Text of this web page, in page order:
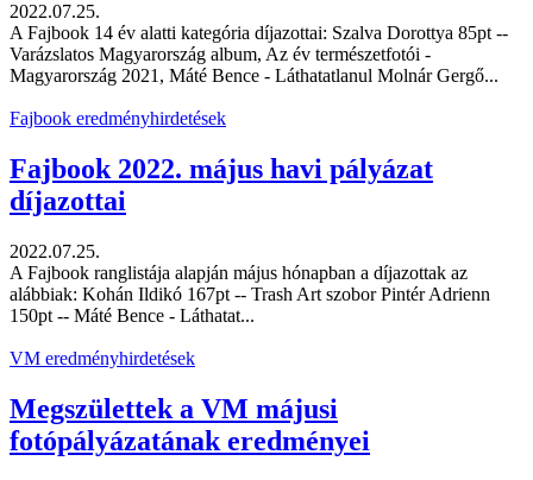
2022.07.25.
A Fajbook 14 év alatti kategória díjazottai: Szalva Dorottya 85pt --
Varázslatos Magyarország album, Az év természetfotói -
Magyarország 2021, Máté Bence - Láthatatlanul Molnár Gergő...
Fajbook eredményhirdetések
Fajbook 2022. május havi pályázat
díjazottai
2022.07.25.
A Fajbook ranglistája alapján május hónapban a díjazottak az
alábbiak: Kohán Ildikó 167pt -- Trash Art szobor Pintér Adrienn
150pt -- Máté Bence - Láthatat...
VM eredményhirdetések
Megszülettek a VM májusi
fotópályázatának eredményei